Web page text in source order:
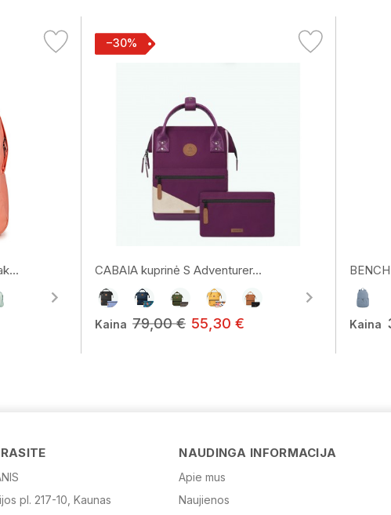
−30%
CABAIA kuprinė S Adventurer...
Kaina 79,00 € 55,30 € Kaina
pl. 217-10, Kaunas
NAUDINGA INFORMACIJA
Apie mus
Naujienos